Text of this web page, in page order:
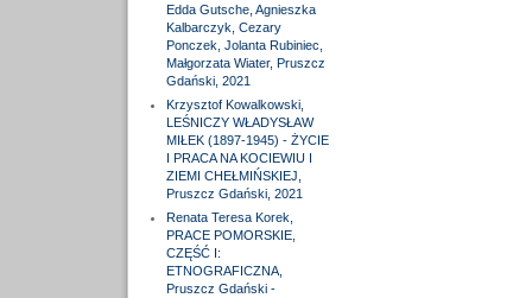
Edda Gutsche, Agnieszka
Kalbarczyk, Cezary
Ponczek, Jolanta Rubiniec,
Małgorzata Wiater, Pruszcz
Gdański, 2021
Krzysztof Kowalkowski,
LEŚNICZY WŁADYSŁAW
MIŁEK (1897-1945) - ŻYCIE
I PRACA NA KOCIEWIU I
ZIEMI CHEŁMIŃSKIEJ,
Pruszcz Gdański, 2021
Renata Teresa Korek,
PRACE POMORSKIE,
CZĘŚĆ I:
ETNOGRAFICZNA,
Pruszcz Gdański -